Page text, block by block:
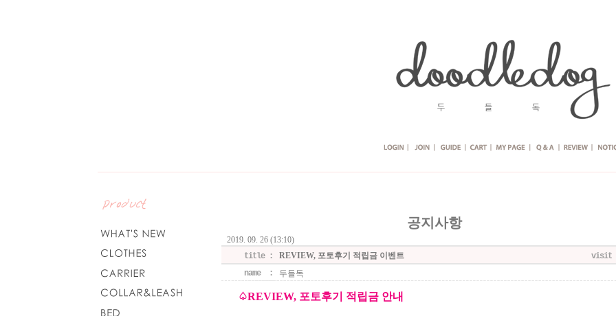
공지사항
2019. 09. 26 (13:10)
title :
REVIEW, 포토후기 적립금 이벤트 visit
name :
두들독
♤REVIEW, 포토후기 적립금 안내